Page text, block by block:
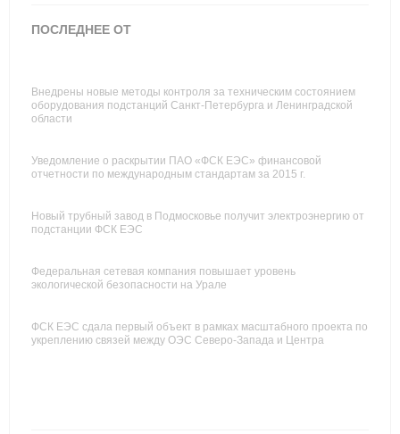
ПОСЛЕДНЕЕ ОТ
Внедрены новые методы контроля за техническим состоянием
оборудования подстанций Санкт-Петербурга и Ленинградской
области
Уведомление о раскрытии ПАО «ФСК ЕЭС» финансовой
отчетности по международным стандартам за 2015 г.
Новый трубный завод в Подмосковье получит электроэнергию от
подстанции ФСК ЕЭС
Федеральная сетевая компания повышает уровень
экологической безопасности на Урале
ФСК ЕЭС сдала первый объект в рамках масштабного проекта по
укреплению связей между ОЭС Северо-Запада и Центра